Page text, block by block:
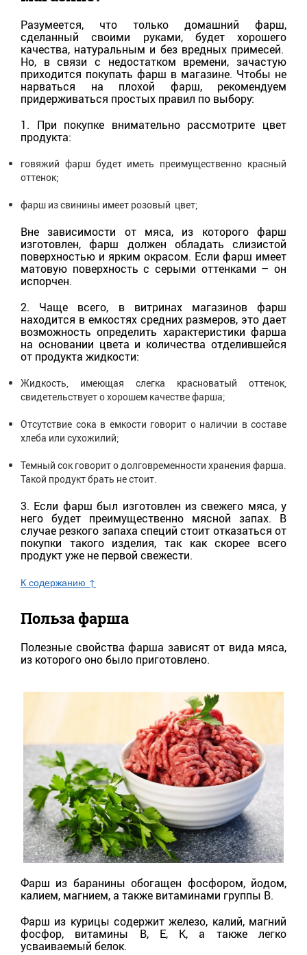
Разумеется, что только домашний фарш,
сделанный своими руками, будет хорошего
качества, натуральным и без вредных примесей.
Но, в связи с недостатком времени, зачастую
приходится покупать фарш в магазине. Чтобы не
нарваться на плохой фарш, рекомендуем
придерживаться простых правил по выбору:
1. При покупке внимательно рассмотрите цвет
продукта:
говяжий фарш будет иметь преимущественно красный
оттенок;
фарш из свинины имеет розовый цвет;
Вне зависимости от мяса, из которого фарш
изготовлен, фарш должен обладать слизистой
поверхностью и ярким окрасом. Если фарш имеет
матовую поверхность с серыми оттенками – он
испорчен.
2. Чаще всего, в витринах магазинов фарш
находится в емкостях средних размеров, это дает
возможность определить характеристики фарша
на основании цвета и количества отделившейся
от продукта жидкости:
Жидкость, имеющая слегка красноватый оттенок,
свидетельствует о хорошем качестве фарша;
Отсутствие сока в емкости говорит о наличии в составе
хлеба или сухожилий;
Темный сок говорит о долговременности хранения фарша.
Такой продукт брать не стоит.
3. Если фарш был изготовлен из свежего мяса, у
него будет преимущественно мясной запах. В
случае резкого запаха специй стоит отказаться от
покупки такого изделия, так как скорее всего
продукт уже не первой свежести.
К содержанию ↑
Польза фарша
Полезные свойства фарша зависят от вида мяса,
из которого оно было приготовлено.
Фарш из баранины обогащен фосфором, йодом,
калием, магнием, а также витаминами группы В.
Фарш из курицы содержит железо, калий, магний
фосфор, витамины В, Е, К, а также легко
усваиваемый белок.